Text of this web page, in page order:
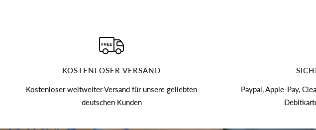
KOSTENLOSER VERSAND
Kostenloser weltweiter Versand für unsere geliebten
deutschen Kunden
Paypal, Apple-Pay,